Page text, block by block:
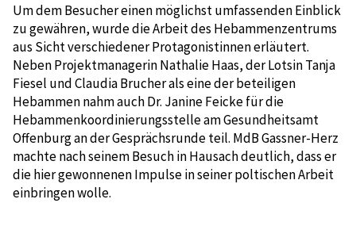
Um dem Besucher einen möglichst umfassenden Einblick
zu gewähren, wurde die Arbeit des Hebammenzentrums
aus Sicht verschiedener Protagonistinnen erläutert.
Neben Projektmanagerin Nathalie Haas, der Lotsin Tanja
Fiesel und Claudia Brucher als eine der beteiligen
Hebammen nahm auch Dr. Janine Feicke für die
Hebammenkoordinierungsstelle am Gesundheitsamt
Offenburg an der Gesprächsrunde teil. MdB Gassner-Herz
machte nach seinem Besuch in Hausach deutlich, dass er
die hier gewonnenen Impulse in seiner poltischen Arbeit
einbringen wolle.